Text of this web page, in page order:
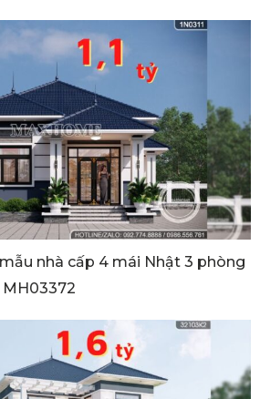
nhà cấp 4 mái Nhật 3 phòng